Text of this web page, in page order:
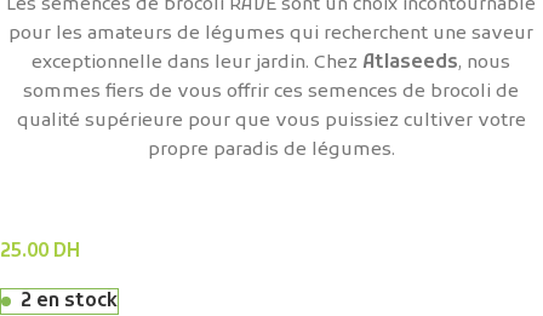
Les semences de brocoli RAVE sont un choix incontournable
pour les amateurs de légumes qui recherchent une saveur
exceptionnelle dans leur jardin. ChezAtlaseeds, nous
sommes fiers de vous offrir ces semences de brocoli de
qualité supérieure pour que vous puissiez cultiver votre
propre paradis de légumes.
25.00 DH
2 en stock